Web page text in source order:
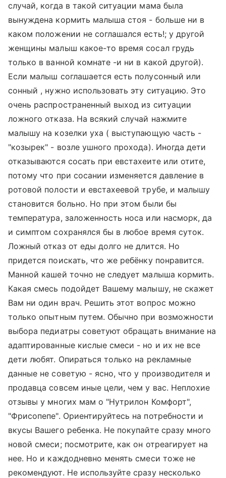
случай, когда в такой ситуации мама была
вынуждена кормить малыша стоя - больше ни в
каком положении не соглашался есть!; у другой
женщины малыш какое-то время сосал грудь
только в ванной комнате -и ни в какой другой).
Если малыш соглашается есть полусонный или
сонный , нужно использовать эту ситуацию. Это
очень распространенный выход из ситуации
ложного отказа. На всякий случай нажмите
малышу на козелки уха ( выступающую часть -
"козырек" - возле ушного прохода). Иногда дети
отказываются сосать при евстахеите или отите,
потому что при сосании изменяется давление в
ротовой полости и евстахеевой трубе, и малышу
становится больно. Но при этом были бы
температура, заложенность носа или насморк, да
и симптом сохранялся бы в любое время суток.
Ложный отказ от еды долго не длится. Но
придется поискать, что же ребёнку понравится.
Манной кашей точно не следует малыша кормить.
Какая смесь подойдет Вашему малышу, не скажет
Вам ни один врач. Решить этот вопрос можно
только опытным путем. Обычно при возможности
выбора педиатры советуют обращать внимание на
адаптированные кислые смеси - но и их не все
дети любят. Опираться только на рекламные
данные не советую - ясно, что у производителя и
продавца совсем иные цели, чем у вас. Неплохие
отзывы у многих мам о "Нутрилон Комфорт",
"Фрисопепе". Ориентируйтесь на потребности и
вкусы Вашего ребенка. Не покупайте сразу много
новой смеси; посмотрите, как он отреагирует на
нее. Но и каждодневно менять смеси тоже не
рекомендуют. Не используйте сразу несколько